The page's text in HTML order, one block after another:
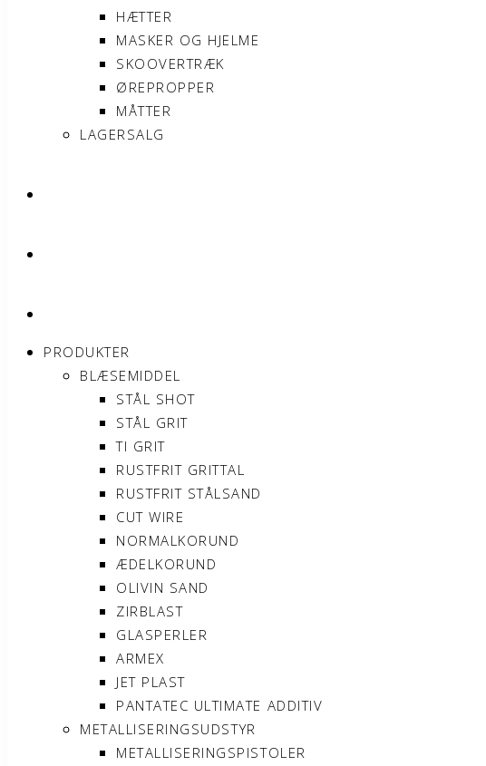
HÆTTER
MASKER OG HJELME
SKOOVERTRÆK
ØREPROPPER
MÅTTER
LAGERSALG
PRODUKTER
BLÆSEMIDDEL
STÅL SHOT
STÅL GRIT
TI GRIT
RUSTFRIT GRITTAL
RUSTFRIT STÅLSAND
CUT WIRE
NORMALKORUND
ÆDELKORUND
OLIVIN SAND
ZIRBLAST
GLASPERLER
ARMEX
JET PLAST
PANTATEC ULTIMATE ADDITIV
METALLISERINGSUDSTYR
METALLISERINGSPISTOLER